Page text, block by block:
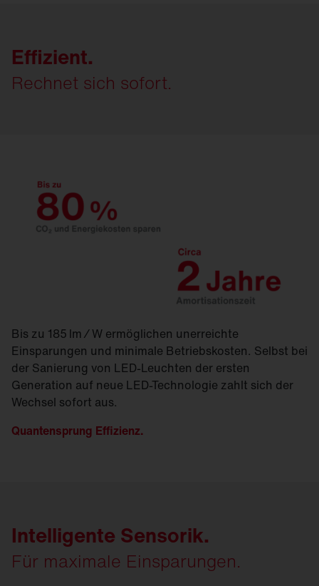
Effizient.
Rechnet sich sofort.
Bis zu 185 lm ∕ W ermöglichen unerreichte
Einsparungen und minimale Betriebskosten. Selbst bei
der Sanierung von LED-Leuchten der ersten
Generation auf neue LED-Technologie zahlt sich der
Wechsel sofort aus.
Quantensprung Effizienz.
Intelligente Sensorik.
Für maximale Einsparungen.